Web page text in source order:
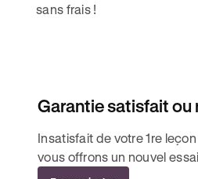
sans frais !
Garantie satisfait ou
Insatisfait de votre 1re
vous offrons un nouvel